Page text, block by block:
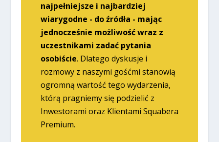
najpełniejsze i najbardziej
wiarygodne - do źródła - mając
jednocześnie możliwość wraz z
uczestnikami zadać pytania
osobiście. Dlatego dyskusje i
rozmowy z naszymi gośćmi stanowią
ogromną wartość tego wydarzenia,
którą pragniemy się podzielić z
Inwestorami oraz Klientami Squabera
Premium.